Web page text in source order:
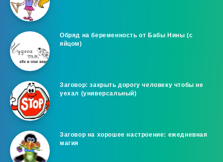
Обряд на беременность от Бабы Нины (с
яйцом)
Заговор: закрыть дорогу человеку чтобы не
уехал (универсальный)
Заговор на хорошее настроение: ежедневная
магия